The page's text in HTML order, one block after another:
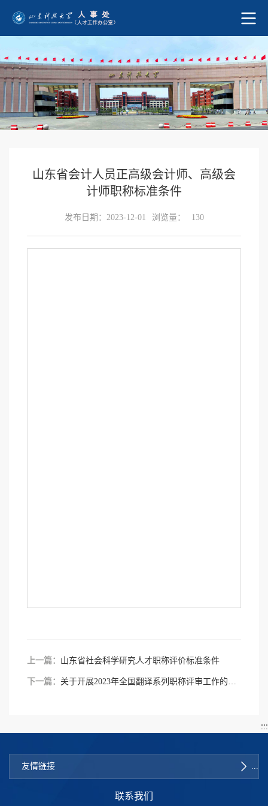
山东省会计人员正高级会计师、高级会
计师职称标准条件
发布日期：2023-12-01 浏览量： 130
上一篇： 山东省社会科学研究人才职称评价标准条件
下一篇： 关于开展2023年全国翻译系列职称评审工作的通知
友情链接
联系我们